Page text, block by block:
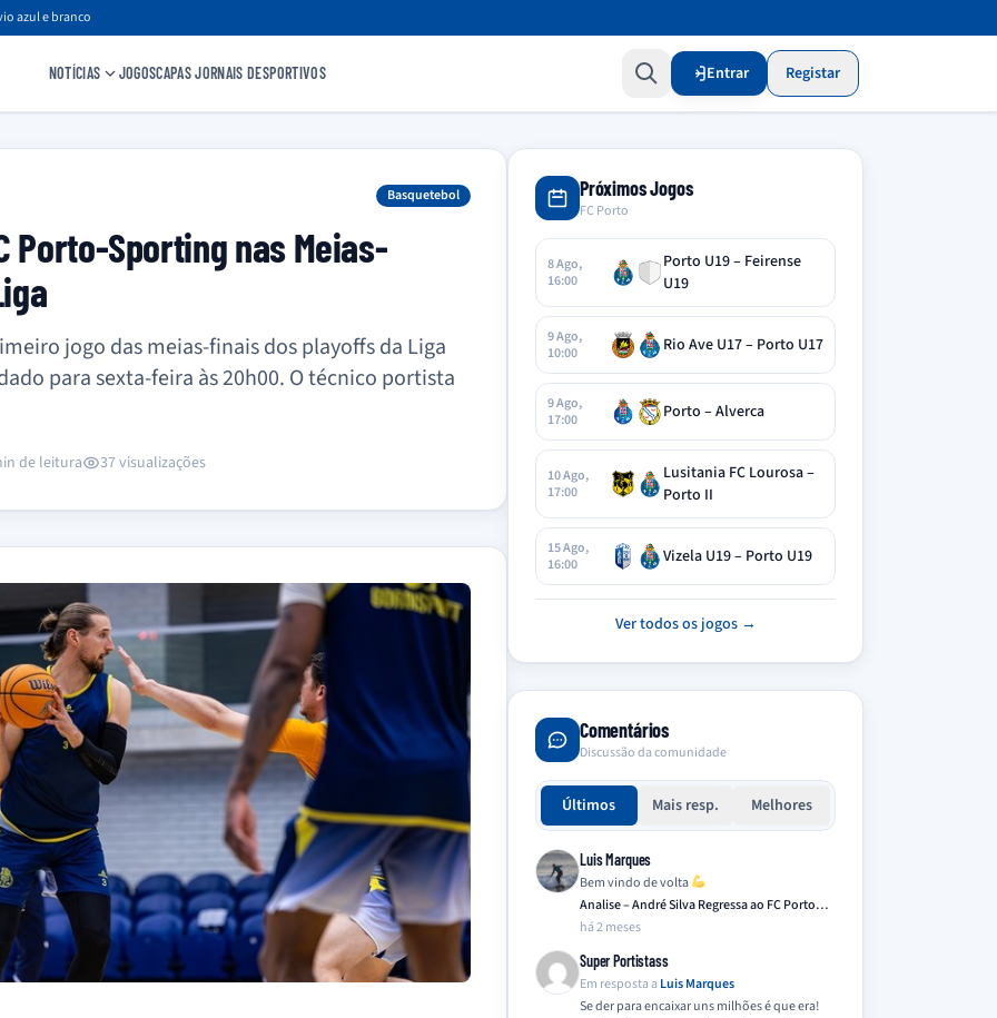
azul e branco
NOTÍCIAS JOGOSCAPAS JORNAIS DESPORTIVOS Entrar Registar
Basquetebol
Porto-Sporting nas Meias-
jogo das meias-finais dos playoffs da Liga
para sexta-feira às 20h00. O técnico portista
de leitura 37 visualizações
Próximos Jogos
FC Porto
8 Ago,
16:00
Porto U19 – Feirense
U19
9 Ago,
10:00
Rio Ave U17 – Porto U17
9 Ago,
17:00
Porto – Alverca
10 Ago,
17:00
Lusitania FC Lourosa –
Porto II
15 Ago,
16:00
Vizela U19 – Porto U19
Ver todos os jogos →
Comentários
Discussão da comunidade
Últimos Mais resp. Melhores
Luis Marques
Bem vindo de volta
Analise – André Silva Regressa ao FC Porto…
há 2 meses
Super Portistass
Em resposta a Luis Marques
Se der para encaixar uns milhões é que era!